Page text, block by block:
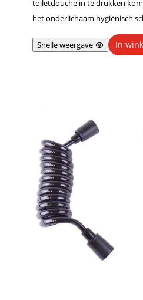
toiletdouche in te drukken
het onderlichaam hygiënisch
Snelle weergave In